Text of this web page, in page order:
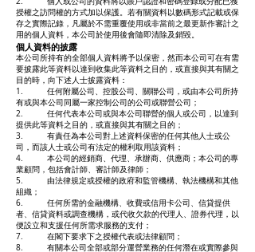
授權之訪問權的方式加以保護。若有關資料以數碼形式記載或保
存之實際記錄，凡屬於不需重覆使用或非當前之最更新作審計之
用的個人資料，本公司於使用後會隨即清除及銷毀。
個人資料的披露
本公司所持有的全部個人資料將予以保密，然而本公司可在有需
要披露此等資料以達到收集此等資料之目的，或直接與其有關之
目的時，向下述人士披露資料：
1. 任何附屬公司、控股公司、關聯公司，或由本公司所持
有或與本公司同屬一家控制公司的公司或聯營公司；
2. 任何代表本公司或與本公司聯營的個人或公司，以達到
提供此等資料之目的，或直接與其有關之目的；
3. 有責任為本公司對上述資料保密的任何其他人士或公
司，而該人士或公司有法定的權利取用該資料；
4. 本公司的經銷商、代理、承辦商、供應商；本公司的專
業顧問，包括會計師、審計師及律師；
5. 由法律規定或授權的政府和監管機構、執法機構和其他
組織；
6. 任何所需的金融機構、收費或信用卡公司、信貸提供
者、信貸資料或調查機構，或代收欠款的代理人、證券代理，以
便設立和支援任何所需求服務的支付；
7. 在閣下要求下之授權代表或法律顧問；
8. 有關本公司全部或部分運營業務的任何潛在或實際參與